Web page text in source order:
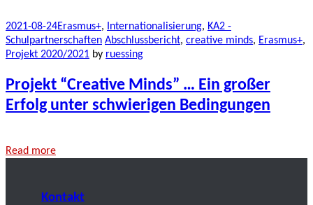
2021-08-24Erasmus+, Internationalisierung, KA2 -
Schulpartnerschaften Abschlussbericht, creative minds, Erasmus+,
Projekt 2020/2021 by ruessing
Projekt “Creative Minds” … Ein großer
Erfolg unter schwierigen Bedingungen
Read more
Kontakt